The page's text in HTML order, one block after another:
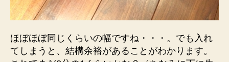
ほぼほぼ同じくらいの幅ですね・・・。でも入れ
てしまうと、結構余裕があることがわかります。